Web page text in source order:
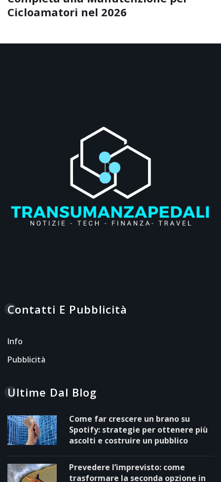
Cicloamatori nel 2026
Contatti E Pubblicità
Info
Pubblicità
Ultime Dal Blog
Come far crescere un brano su
Spotify: strategie per ottenere più
ascolti e costruire un pubblico
Prevedere l’imprevisto: come
trasformare la seconda opzione in